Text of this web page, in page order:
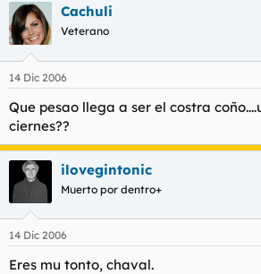
Cachuli
Veterano
14 Dic 2006
Que pesao llega a ser el costra
ciernes??
ilovegintonic
Muerto por dentro+
14 Dic 2006
Eres mu tonto, chaval.